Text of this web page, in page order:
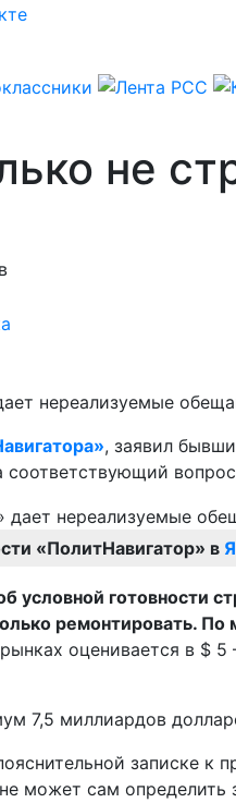
не
нереализуемые
, заявил
соответствующий
«ПолитНавигатор» в
условной готовности
ремонтировать.
оценивается в $
7,5 миллиардов
записке
может сам